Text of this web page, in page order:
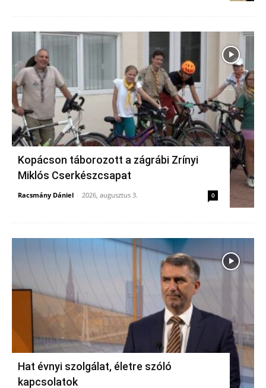
Kopácson táborozott a zágrábi Zrínyi
Miklós Cserkészcsapat
Racsmány Dániel - 2026, augusztus 3. 0
Hat évnyi szolgálat, életre szóló
kapcsolatok